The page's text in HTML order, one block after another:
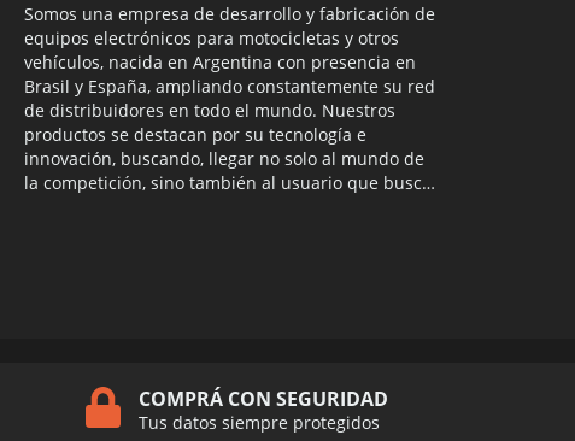
Somos una empresa de desarrollo y fabricación de
equipos electrónicos para motocicletas y otros
vehículos, nacida en Argentina con presencia en
Brasil y España, ampliando constantemente su red
de distribuidores en todo el mundo. Nuestros
productos se destacan por su tecnología e
innovación, buscando, llegar no solo al mundo de
la competición, sino también al usuario que busca
COMPRÁ CON SEGURIDAD
Tus datos siempre protegidos